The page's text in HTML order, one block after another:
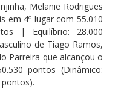
Melanie Rodrigues
em 4º lugar com 55.010
| Equilíbrio: 28.000
de Tiago Ramos,
Parreira que alcançou o
pontos (Dinâmico: